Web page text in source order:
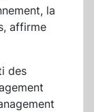
la
affirme
des